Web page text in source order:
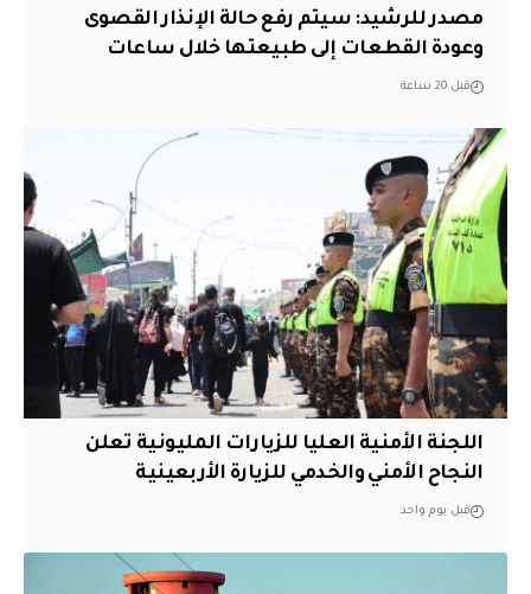
مصدر للرشيد: سيتم رفع حالة الإنذار القصوى
وعودة القطعات إلى طبيعتها خلال ساعات
قبل 20 ساعة
اللجنة الأمنية العليا للزيارات المليونية تعلن
النجاح الأمني والخدمي للزيارة الأربعينية
قبل يوم واحد